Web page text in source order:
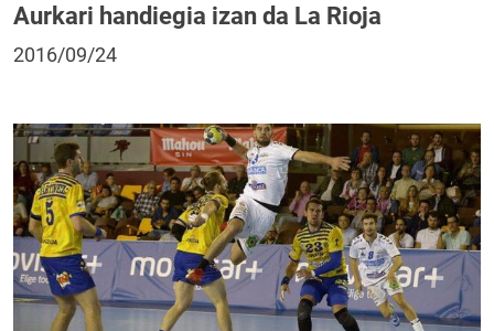
Aurkari handiegia izan da La Rioja
2016/09/24